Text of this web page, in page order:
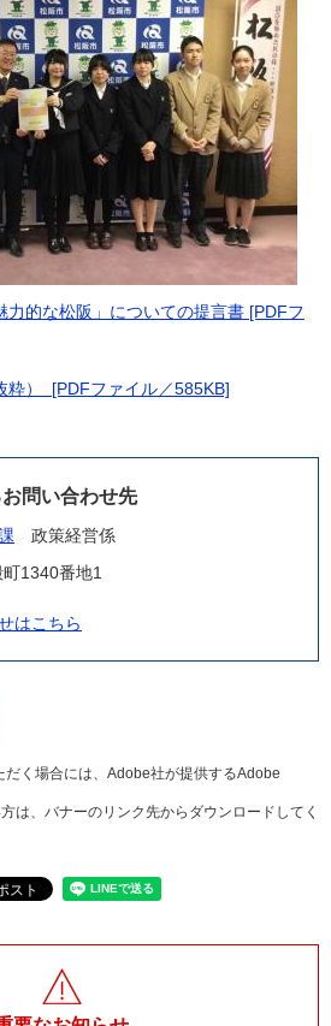
力的な松阪」についての提言書 [PDFフ
粋） ​ [PDFファイル／585KB]
問い合わせ先
政策経営係
1340番地1
はこちら
だく場合には、Adobe社が提供するAdobe
は、バナーのリンク先からダウンロードしてく